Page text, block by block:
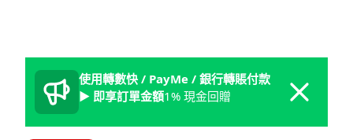
使用轉數快 / PayMe / 銀行轉賬付款
► 即享訂單金額1% 現金回贈
Dismiss